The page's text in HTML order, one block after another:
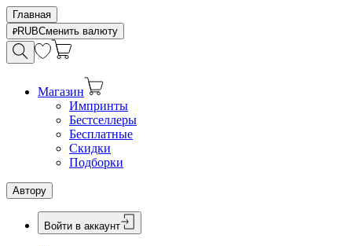
Главная
RUBСменить валюту
Магазин
Импринты
Бестселлеры
Бесплатные
Скидки
Подборки
Автору
Войти в аккаунт